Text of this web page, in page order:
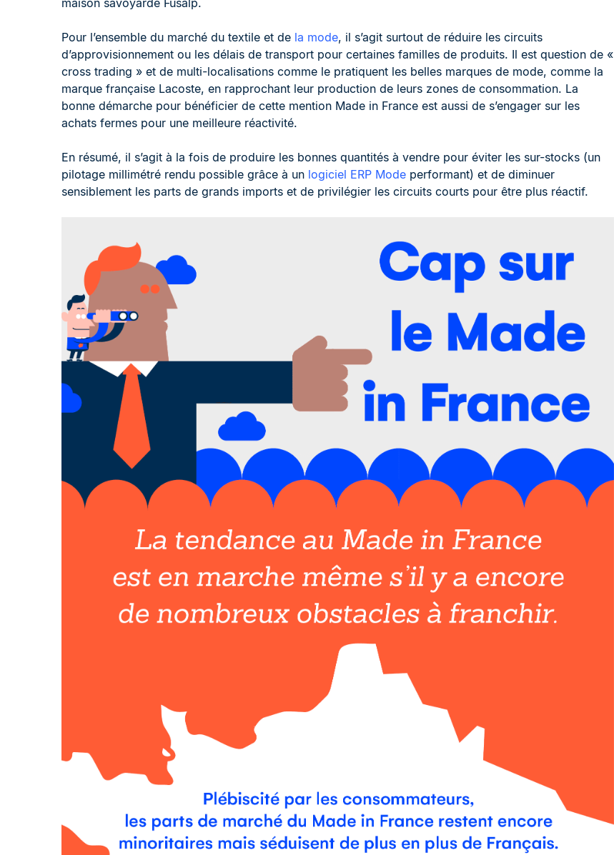
maison savoyarde Fusalp.
Pour l’ensemble du marché du textile et de la mode, il s’agit surtout de réduire les circuits
d’approvisionnement ou les délais de transport pour certaines familles de produits. Il est question de «
cross trading » et de multi-localisations comme le pratiquent les belles marques de mode, comme la
marque française Lacoste, en rapprochant leur production de leurs zones de consommation. La
bonne démarche pour bénéficier de cette mention Made in France est aussi de s’engager sur les
achats fermes pour une meilleure réactivité.
En résumé, il s’agit à la fois de produire les bonnes quantités à vendre pour éviter les sur-stocks (un
pilotage millimétré rendu possible grâce à un logiciel ERP Mode performant) et de diminuer
sensiblement les parts de grands imports et de privilégier les circuits courts pour être plus réactif.